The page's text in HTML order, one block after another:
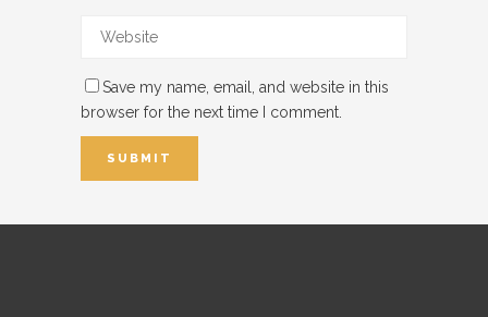
Save my name, email, and website in this
browser for the next time I comment.